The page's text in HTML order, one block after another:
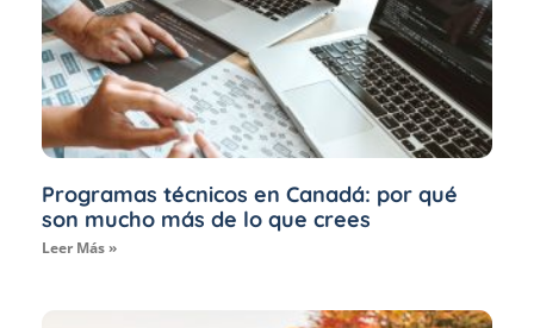
Programas técnicos en Canadá: por qué
son mucho más de lo que crees
Leer Más »